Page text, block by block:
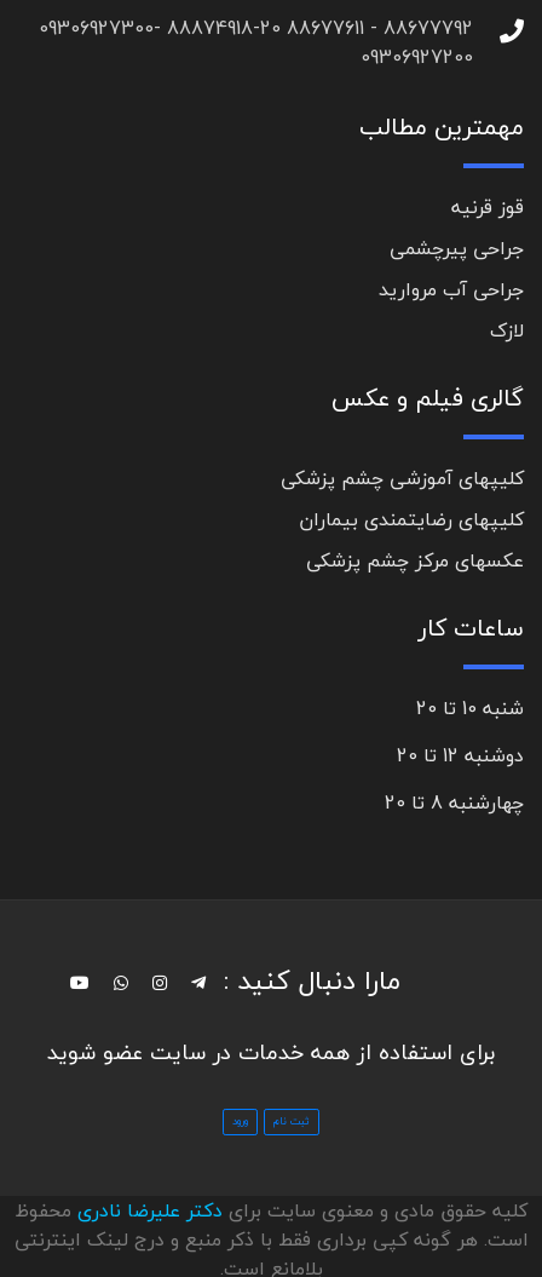
88677792 - 88677611 88874918-20 09306927300-
09306927200
مهمترین مطالب
قوز قرنیه
جراحی پیرچشمی
جراحی آب مروارید
لازک
گالری فیلم و عکس
کلیپهای آموزشی چشم پزشکی
کلیپهای رضایتمندی بیماران
عکسهای مرکز چشم پزشکی
ساعات کار
شنبه 10 تا 20
دوشنبه 12 تا 20
چهارشنبه 8 تا 20
مارا دنبال کنید :
برای استفاده از همه خدمات در سایت عضو شوید
کلیه حقوق مادی و معنوی سایت برای دکتر علیرضا نادری محفوظ
است. هر گونه کپی برداری فقط با ذکر منبع و درج لینک اینترنتی
بلامانع است.